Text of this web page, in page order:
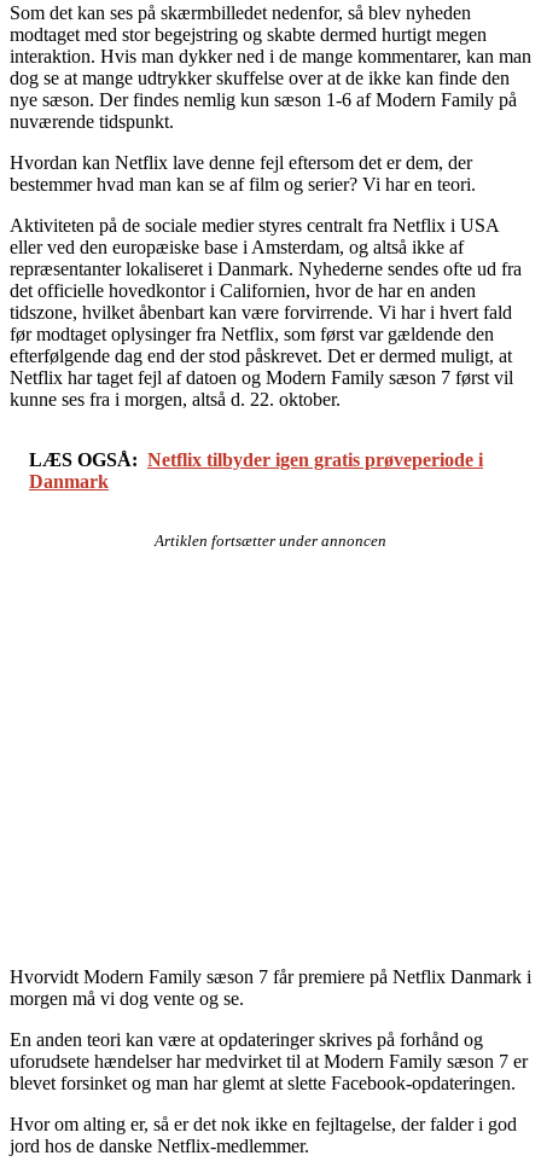
Som det kan ses på skærmbilledet nedenfor, så blev nyheden
modtaget med stor begejstring og skabte dermed hurtigt megen
interaktion. Hvis man dykker ned i de mange kommentarer, kan man
dog se at mange udtrykker skuffelse over at de ikke kan finde den
nye sæson. Der findes nemlig kun sæson 1-6 af Modern Family på
nuværende tidspunkt.
Hvordan kan Netflix lave denne fejl eftersom det er dem, der
bestemmer hvad man kan se af film og serier? Vi har en teori.
Aktiviteten på de sociale medier styres centralt fra Netflix i USA
eller ved den europæiske base i Amsterdam, og altså ikke af
repræsentanter lokaliseret i Danmark. Nyhederne sendes ofte ud fra
det officielle hovedkontor i Californien, hvor de har en anden
tidszone, hvilket åbenbart kan være forvirrende. Vi har i hvert fald
før modtaget oplysinger fra Netflix, som først var gældende den
efterfølgende dag end der stod påskrevet. Det er dermed muligt, at
Netflix har taget fejl af datoen og Modern Family sæson 7 først vil
kunne ses fra i morgen, altså d. 22. oktober.
LÆS OGSÅ: Netflix tilbyder igen gratis prøveperiode i
Danmark
Artiklen fortsætter under annoncen
Hvorvidt Modern Family sæson 7 får premiere på Netflix Danmark i
morgen må vi dog vente og se.
En anden teori kan være at opdateringer skrives på forhånd og
uforudsete hændelser har medvirket til at Modern Family sæson 7 er
blevet forsinket og man har glemt at slette Facebook-opdateringen.
Hvor om alting er, så er det nok ikke en fejltagelse, der falder i god
jord hos de danske Netflix-medlemmer.